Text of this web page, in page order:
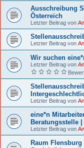
Ausschreibung
Österreich
Letzter Beitrag von
Letzter Beitrag von
Wir suchen
Letzter Beitrag von
Letzter Beitrag von
eine*n
Beratungsstelle
Letzter Beitrag von
Raum